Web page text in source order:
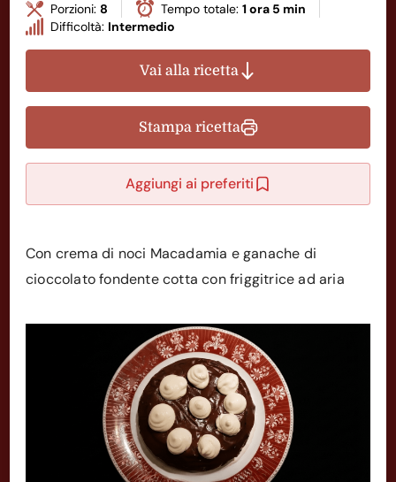
Porzioni: 8 Tempo totale: 1 ora 5 min
Difficoltà: Intermedio
Vai alla ricetta
Stampa ricetta
Aggiungi ai preferiti
Con crema di noci Macadamia e ganache di
cioccolato fondente cotta con friggitrice ad aria